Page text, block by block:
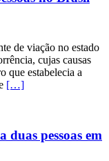
de viação no estado
cujas causas
que estabelecia a
[…]
pessoas em